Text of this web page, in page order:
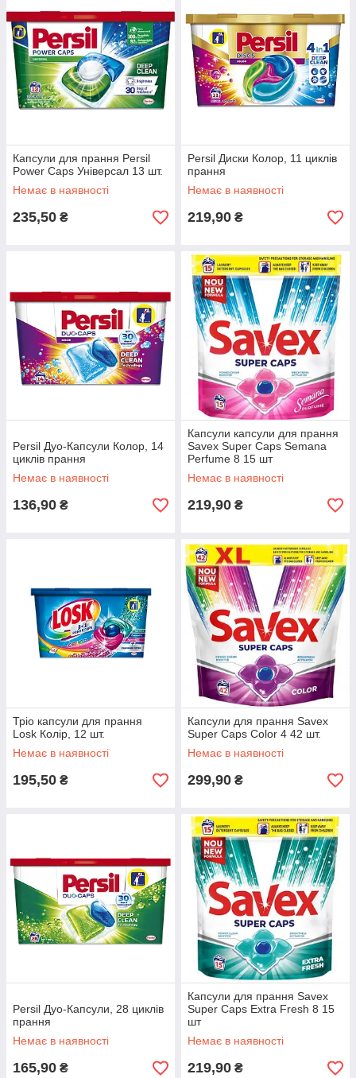
Капсули для прання Persil
Power Caps Універсал 13 шт.
Немає в наявності
235,50 ₴
Persil Диски Колор, 11 циклів
прання
Немає в наявності
219,90 ₴
Persil Дуо-Капсули Колор, 14
циклів прання
Немає в наявності
136,90 ₴
Капсули капсули для прання
Savex Super Caps Semana
Perfume 8 15 шт
Немає в наявності
219,90 ₴
Тріо капсули для прання
Losk Колір, 12 шт.
Немає в наявності
195,50 ₴
Капсули для прання Savex
Super Caps Color 4 42 шт.
Немає в наявності
299,90 ₴
Persil Дуо-Капсули, 28 циклів
прання
Немає в наявності
165,90 ₴
Капсули для прання Savex
Super Caps Extra Fresh 8 15
шт
Немає в наявності
219,90 ₴